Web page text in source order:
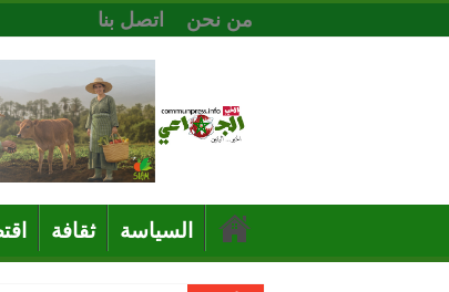
من نحن اتصل بنا
السياسة ثقافة